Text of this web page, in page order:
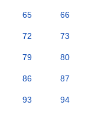
65 66
72 73
79 80
86 87
93 94